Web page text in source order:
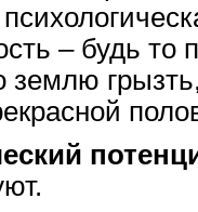
– будь то
землю